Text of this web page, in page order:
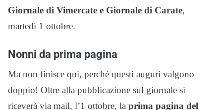
Giornale di Vimercate e Giornale di Carate,
martedì 1 ottobre.
Nonni da prima pagina
Ma non finisce qui, perché questi auguri valgono
doppio! Oltre alla pubblicazione sul giornale si
riceverà via mail, l’1 ottobre, la prima pagina del